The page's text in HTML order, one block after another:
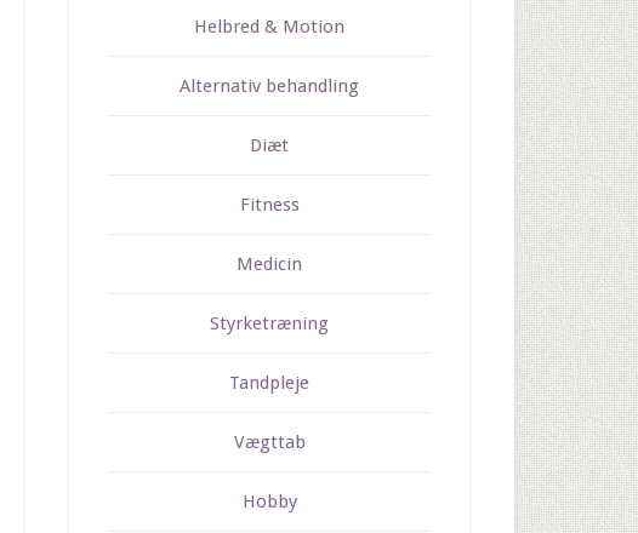
Helbred & Motion
Alternativ behandling
Diæt
Fitness
Medicin
Styrketræning
Tandpleje
Vægttab
Hobby